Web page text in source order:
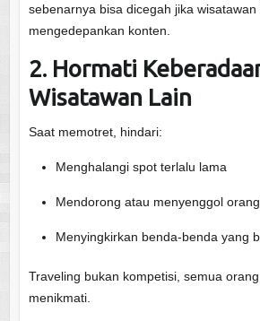
sebenarnya bisa dicegah jika wisatawan
mengedepankan konten.
2. Hormati
Wisatawan Lain
Saat memotret, hindari:
Menghalangi spot terlalu lama
Mendorong atau menyenggol
Menyingkirkan benda-benda yang
Traveling bukan kompetisi, semua
menikmati.